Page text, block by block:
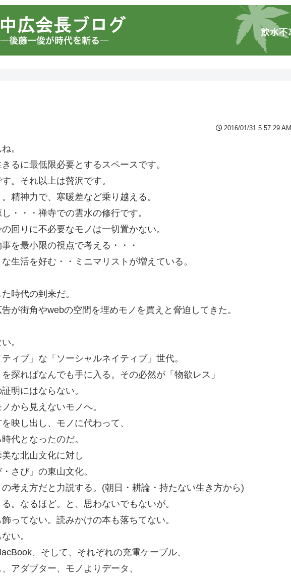
2016/01/31 5:57:29 AM
。
るに最低限必要とするスペースです。
。それ以上は贅沢です。
精神力で、寒暖差など乗り越える。
・・・禅寺での雲水の修行です。
回りに不必要なモノは一切置かない。
を最小限の視点で考える・・・
生活を好む・・ミニマリストが増えている。
時代の到来だ。
が街角やwebの空間を埋めモノを買えと脅迫してきた。
。
ィブ」な「ソーシャルネイティブ」世代。
探ればなんでも手に入る。その必然が「物欲レス」
明にはならない。
から見えないモノへ。
映し出し、モノに代わって、
代となったのだ。
な北山文化に対し
さび」の東山文化。
考え方だと力説する。(朝日・耕論・持たない生き方から)
。なるほど。と、思わないでもないが。
ってない。読みかけの本も落ちてない。
い。
、そして、それぞれの充電ケーブル、
アダブター、モノよりデータ、